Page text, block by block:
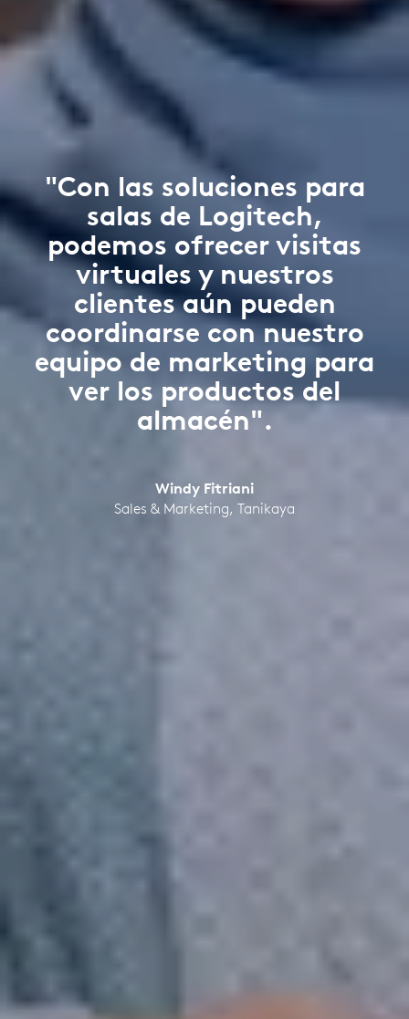
"Con las soluciones para
salas de Logitech,
podemos ofrecer visitas
virtuales y nuestros
clientes aún pueden
coordinarse con nuestro
equipo de marketing para
ver los productos del
almacén".
Windy Fitriani
Sales & Marketing, Tanikaya